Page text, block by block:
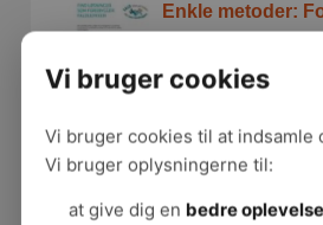
Enkle metoder:
Der er forskellige
snubleulykker. Her
eksempler på,
systematisk kan
forebyggelsen.
Vi bruger cookies
Vi bruger cookies til at indsamle
Vi bruger oplysningerne til:
at give dig en bedre oplevelse